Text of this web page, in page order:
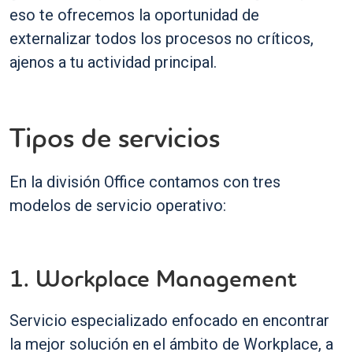
eso te ofrecemos la oportunidad de
externalizar todos los procesos no críticos,
ajenos a tu actividad principal.
Tipos de servicios
En la división Office contamos con tres
modelos de servicio operativo:
1. Workplace Management
Servicio especializado enfocado en encontrar
la mejor solución en el ámbito de Workplace, a